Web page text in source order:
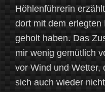
Höhlenführerin
dort mit dem erlegten
geholt haben. Das
mir wenig gemütlich
vor Wind und Wetter,
sich auch wieder